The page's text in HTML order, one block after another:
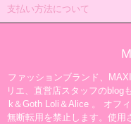
支払い方法について
ファッションブランド、
リエ、直営店スタッフのblog
k＆Goth Loli＆Alice 。 オフ
無断転用を禁止します。使用